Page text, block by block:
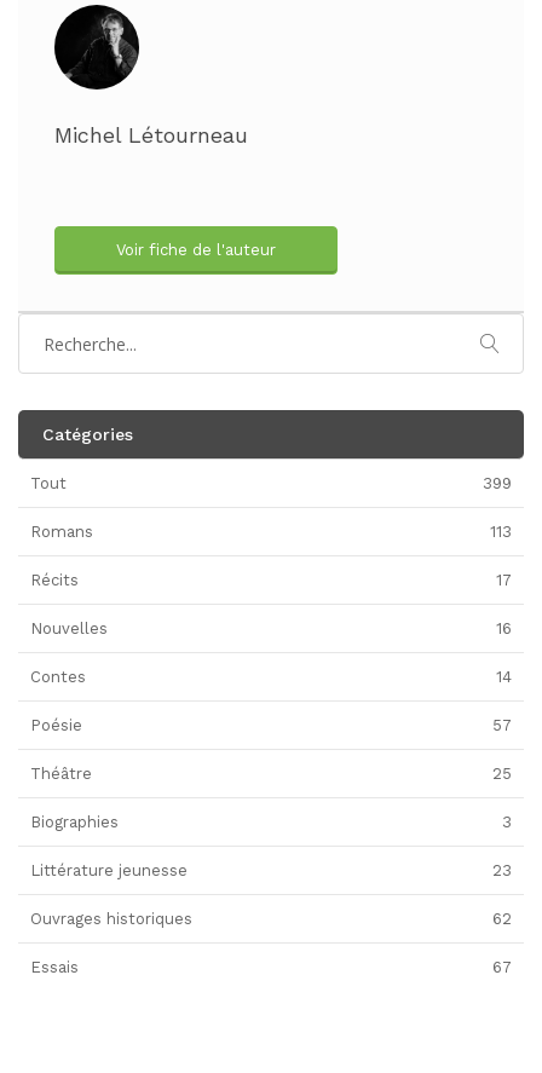
Michel Létourneau
Voir fiche de l'auteur
Catégories
Tout 399
Romans 113
Récits 17
Nouvelles 16
Contes 14
Poésie 57
Théâtre 25
Biographies 3
Littérature jeunesse 23
Ouvrages historiques 62
Essais 67